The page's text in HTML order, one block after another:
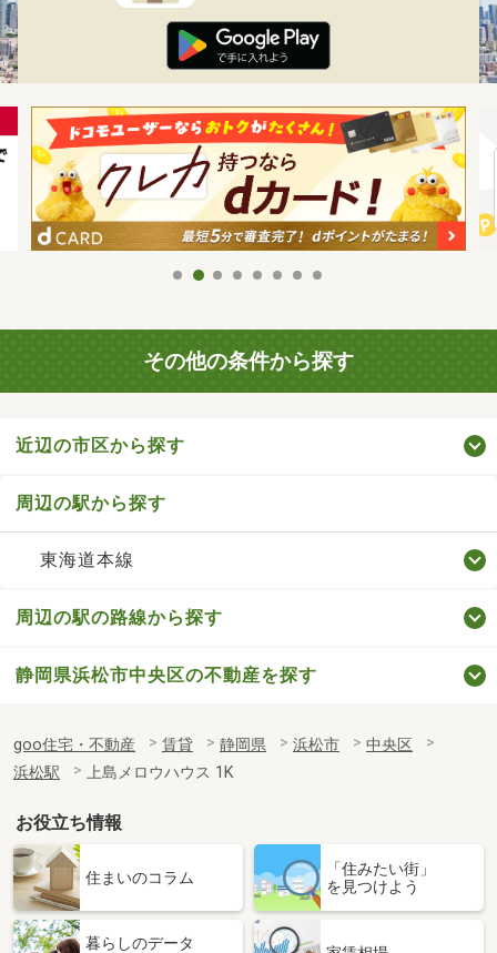
その他の条件から探す
近辺の市区から探す
周辺の駅から探す
東海道本線
周辺の駅の路線から探す
静岡県浜松市中央区の不動産を探す
goo住宅・不動産 賃貸 静岡県 浜松市
中央区
浜松駅
上島メロウハウス 1K
お役立ち情報
住まいのコラム
「住みたい街」
を見つけよう
暮らしのデータ